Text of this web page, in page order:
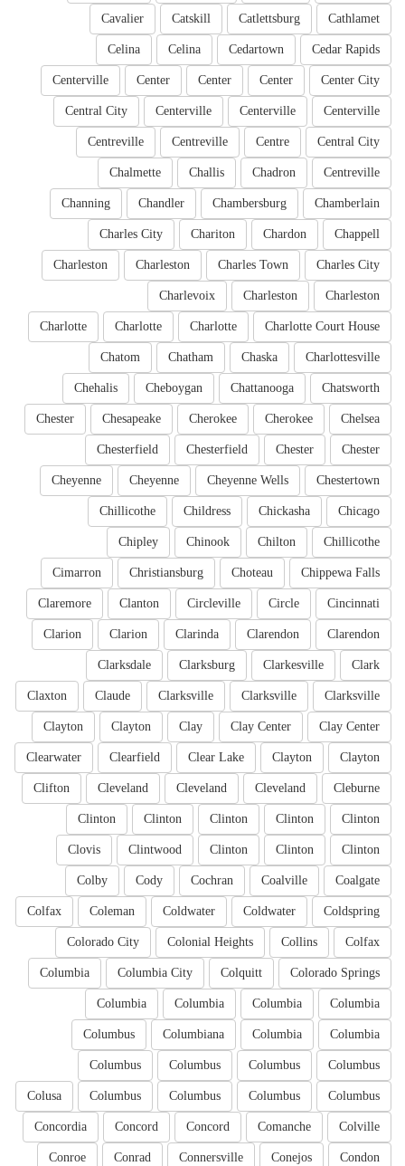
Cathlamet
Catlettsburg
Catskill
Cavalier
Cedar Rapids
Cedartown
Celina
Celina
Center City
Center
Center
Center
Centerville
Centerville
Centerville
Centerville
Central City
Central City
Centre
Centreville
Centreville
Centreville
Chadron
Challis
Chalmette
Chamberlain
Chambersburg
Chandler
Channing
Chappell
Chardon
Chariton
Charles City
Charles City
Charles Town
Charleston
Charleston
Charleston
Charleston
Charlevoix
Charlotte Court House
Charlotte
Charlotte
Charlotte
Charlottesville
Chaska
Chatham
Chatom
Chatsworth
Chattanooga
Cheboygan
Chehalis
Chelsea
Cherokee
Cherokee
Chesapeake
Chester
Chester
Chester
Chesterfield
Chesterfield
Chestertown
Cheyenne Wells
Cheyenne
Cheyenne
Chicago
Chickasha
Childress
Chillicothe
Chillicothe
Chilton
Chinook
Chipley
Chippewa Falls
Choteau
Christiansburg
Cimarron
Cincinnati
Circle
Circleville
Clanton
Claremore
Clarendon
Clarendon
Clarinda
Clarion
Clarion
Clark
Clarkesville
Clarksburg
Clarksdale
Clarksville
Clarksville
Clarksville
Claude
Claxton
Clay Center
Clay Center
Clay
Clayton
Clayton
Clayton
Clayton
Clear Lake
Clearfield
Clearwater
Cleburne
Cleveland
Cleveland
Cleveland
Clifton
Clinton
Clinton
Clinton
Clinton
Clinton
Clinton
Clinton
Clinton
Clintwood
Clovis
Coalgate
Coalville
Cochran
Cody
Colby
Coldspring
Coldwater
Coldwater
Coleman
Colfax
Colfax
Collins
Colonial Heights
Colorado City
Colorado Springs
Colquitt
Columbia City
Columbia
Columbia
Columbia
Columbia
Columbia
Columbia
Columbia
Columbiana
Columbus
Columbus
Columbus
Columbus
Columbus
Columbus
Columbus
Columbus
Columbus
Colusa
Colville
Comanche
Concord
Concord
Concordia
Condon
Conejos
Connersville
Conrad
Conroe